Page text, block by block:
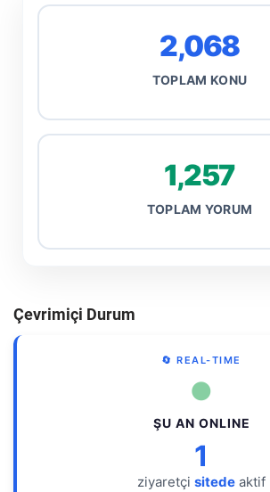
2,068
TOPLAM KONU
1,257
TOPLAM YORUM
Çevrimiçi Durum
🔄 REAL-TIME
●
ŞU AN ONLINE
1
ziyaretçi sitede aktif